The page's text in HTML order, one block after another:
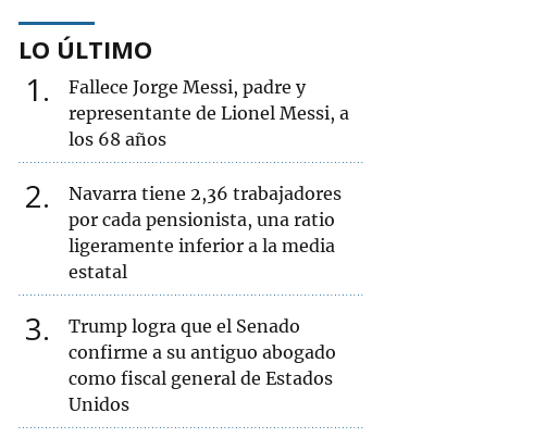
LO ÚLTIMO
1
Fallece Jorge Messi, padre y
representante de Lionel Messi, a
los 68 años
2
Navarra tiene 2,36 trabajadores
por cada pensionista, una ratio
ligeramente inferior a la media
estatal
3
Trump logra que el Senado
confirme a su antiguo abogado
como fiscal general de Estados
Unidos